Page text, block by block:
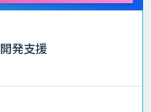
発支援